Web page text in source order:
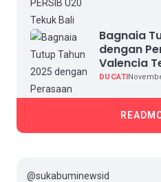
Bagnaia
dengan
Valencia
DUCATI
@sukabuminewsid